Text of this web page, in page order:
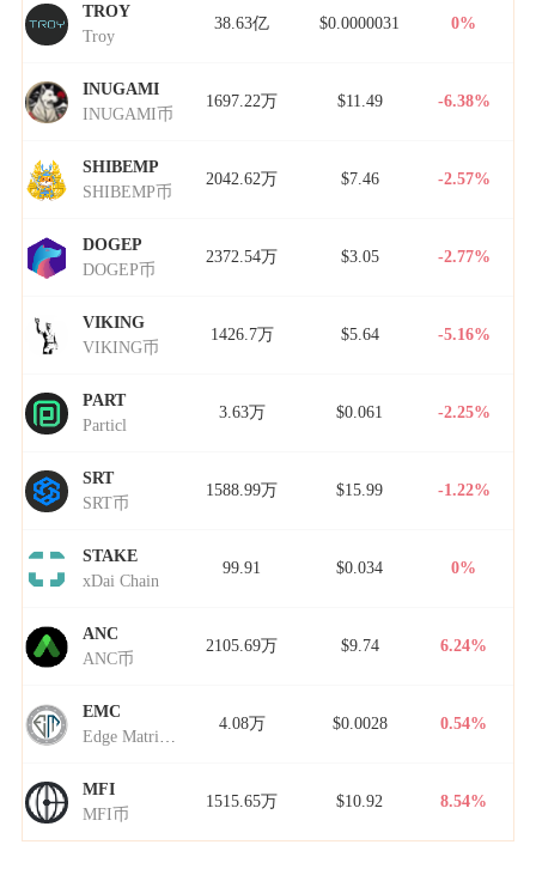
TROY
Troy
38.63亿 $0.0000031 0%
INUGAMI
INUGAMI币
1697.22万 $11.49 -6.38%
SHIBEMP
SHIBEMP币
2042.62万 $7.46 -2.57%
DOGEP
DOGEP币
2372.54万 $3.05 -2.77%
VIKING
VIKING币
1426.7万 $5.64 -5.16%
PART
Particl
3.63万 $0.061 -2.25%
SRT
SRT币
1588.99万 $15.99 -1.22%
STAKE
xDai Chain
99.91 $0.034 0%
ANC
ANC币
2105.69万 $9.74 6.24%
EMC
Edge Matrix Chain
4.08万 $0.0028 0.54%
MFI
MFI币
1515.65万 $10.92 8.54%